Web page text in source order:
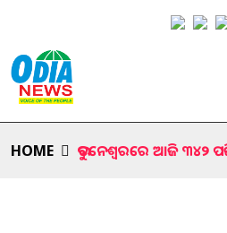
HOME ଭୁବନେଶ୍ୱରରେ ଆଜି ୩୪୨